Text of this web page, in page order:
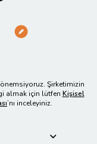
Şirketimizin
almak için lütfen Kişisel
’nı inceleyiniz.